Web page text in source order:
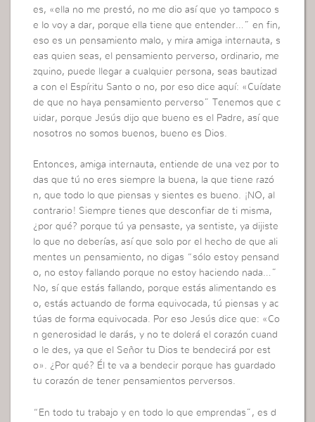
es, «ella no me prestó, no me dio así que yo tampoco s
e lo voy a dar, porque ella tiene que entender…” en fin,
eso es un pensamiento malo, y mira amiga internauta, s
eas quien seas, el pensamiento perverso, ordinario, me
zquino, puede llegar a cualquier persona, seas bautizad
a con el Espíritu Santo o no, por eso dice aquí: «Cuídate
de que no haya pensamiento perverso” Tenemos que c
uidar, porque Jesús dijo que bueno es el Padre, así que
nosotros no somos buenos, bueno es Dios.
Entonces, amiga internauta, entiende de una vez por to
das que tú no eres siempre la buena, la que tiene razó
n, que todo lo que piensas y sientes es bueno. ¡NO, al
contrario! Siempre tienes que desconfiar de ti misma,
¿por qué? porque tú ya pensaste, ya sentiste, ya dijiste
lo que no deberías, así que solo por el hecho de que ali
mentes un pensamiento, no digas “sólo estoy pensand
o, no estoy fallando porque no estoy haciendo nada…”
No, sí que estás fallando, porque estás alimentando es
o, estás actuando de forma equivocada, tú piensas y ac
túas de forma equivocada. Por eso Jesús dice que: «Co
n generosidad le darás, y no te dolerá el corazón cuand
o le des, ya que el Señor tu Dios te bendecirá por est
o». ¿Por qué? Él te va a bendecir porque has guardado
tu corazón de tener pensamientos perversos.
“En todo tu trabajo y en todo lo que emprendas”, es d